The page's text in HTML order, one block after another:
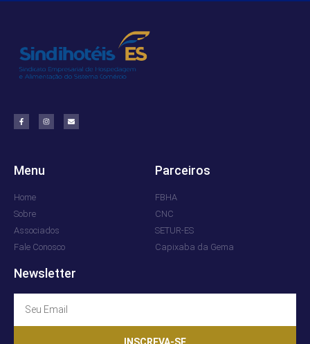
Menu
Home
Sobre
Associados
Fale Conosco
Parceiros
FBHA
CNC
SETUR-ES
Capixaba da Gema
Newsletter